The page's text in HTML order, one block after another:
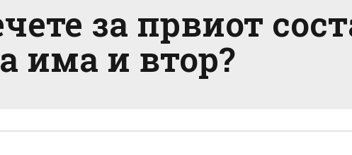
за првиот
има и втор?